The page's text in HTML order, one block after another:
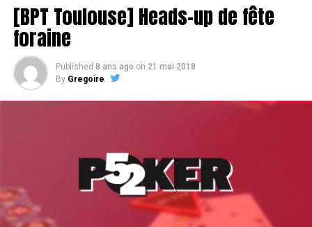
[BPT Toulouse] Heads-up de fête
foraine
Published 8 ans ago on 21 mai 2018
By Gregoire